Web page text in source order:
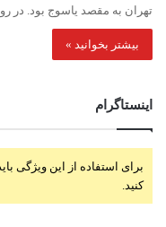
تهران به مقصد یاسوج بود. در روز
بیشتر بخوانید »
اینستاگرام
برای استفاده از این ویژگی
کنید.